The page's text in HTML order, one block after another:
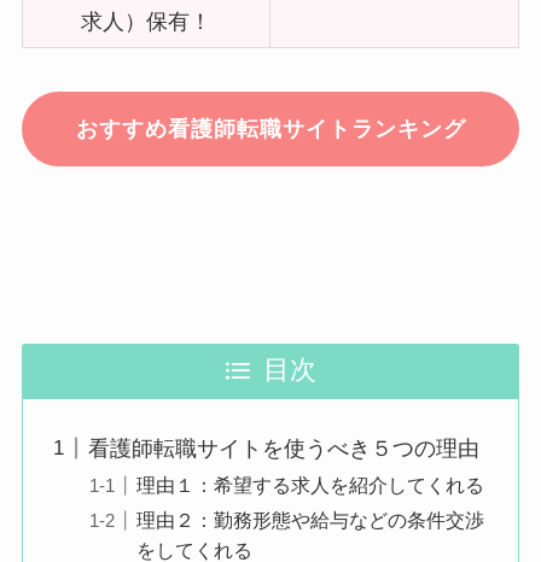
求人）保有！
おすすめ看護師転職サイトランキング
目次
看護師転職サイトを使うべき５つの理由
理由１：希望する求人を紹介してくれる
理由２：勤務形態や給与などの条件交渉
をしてくれる